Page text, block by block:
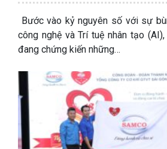
Bước vào kỷ nguyên số với sự
công nghệ và Trí tuệ nhân tạo
đang chứng kiến những…